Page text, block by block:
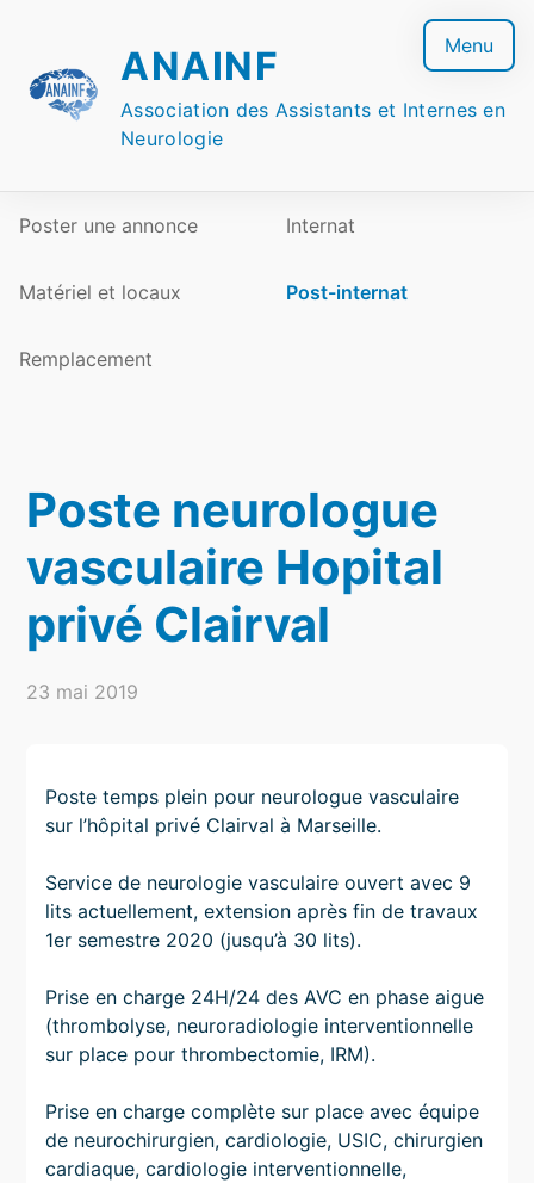
content
ANAINF
Association des Assistants et Internes en
Neurologie
Menu
Poster une annonce Internat
Matériel et locaux Post-internat
Remplacement
Poste neurologue
vasculaire Hopital
privé Clairval
23 mai 2019
Poste temps plein pour neurologue vasculaire
sur l’hôpital privé Clairval à Marseille.
Service de neurologie vasculaire ouvert avec 9
lits actuellement, extension après fin de travaux
1er semestre 2020 (jusqu’à 30 lits).
Prise en charge 24H/24 des AVC en phase aigue
(thrombolyse, neuroradiologie interventionnelle
sur place pour thrombectomie, IRM).
Prise en charge complète sur place avec équipe
de neurochirurgien, cardiologie, USIC, chirurgien
cardiaque, cardiologie interventionnelle,